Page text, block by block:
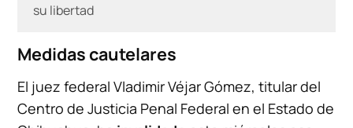
su libertad
Medidas cautelares
El juez federal Vladimir Véjar Gómez, titular del
Centro de Justicia Penal Federal en el Estado de